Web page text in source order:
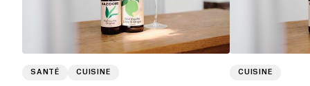
SANTÉ CUISINE CUISINE